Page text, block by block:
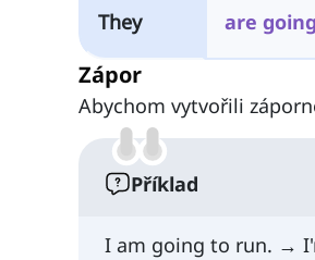
They are going
Zápor
Abychom vytvořili
Příklad
I am going to run. →